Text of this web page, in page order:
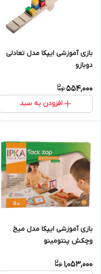
بازی آموزشی ایپکا مدل تعادلی
دوبازو
554,000
افزودن به سبد
بازی آموزشی ایپکا مدل میخ
وچکش پنتومینو
1,053,000